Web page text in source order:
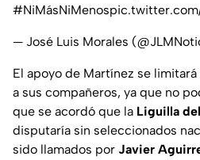
#NiMásNiMenos
— José Luis Morales
El apoyo de Martínez se
a sus compañeros, ya que no
que se acordó que la Liguilla
disputaría sin seleccionados
sido llamados por Javier